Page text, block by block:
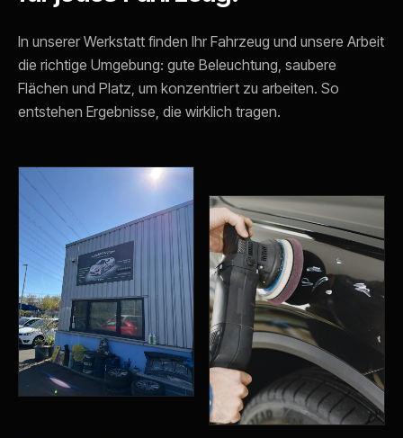
In unserer Werkstatt finden Ihr Fahrzeug und unsere Arbeit
die richtige Umgebung: gute Beleuchtung, saubere
Flächen und Platz, um konzentriert zu arbeiten. So
entstehen Ergebnisse, die wirklich tragen.